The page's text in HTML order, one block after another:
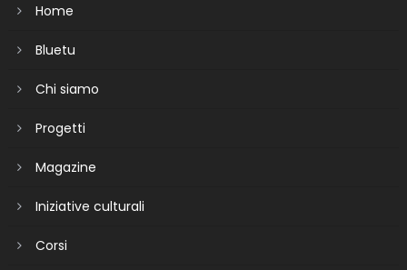
Home
Bluetu
Chi siamo
Progetti
Magazine
Iniziative culturali
Corsi